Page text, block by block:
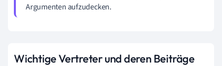
Argumenten aufzudecken.
Wichtige Vertreter und deren Beiträge